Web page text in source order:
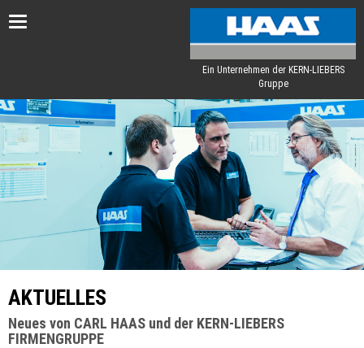
Toggle
Ein Unternehmen der KERN-LIEBERS
Gruppe
AKTUELLES
Neues von CARL HAAS und der KERN-LIEBERS
FIRMENGRUPPE